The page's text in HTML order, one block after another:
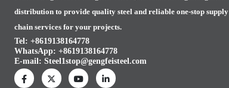
distribution to provide quality steel and reliable one-stop supply
chain services for your projects.
Tel: +8619138164778
WhatsApp: +8619138164778
E-mail: Steel1stop@gengfeisteel.com